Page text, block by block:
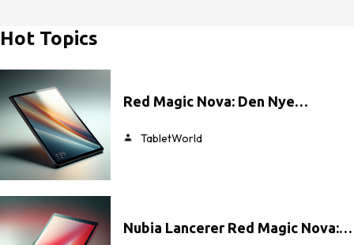
Hot Topics
Red Magic Nova: Den Nye…
TabletWorld
Nubia Lancerer Red Magic Nova:…